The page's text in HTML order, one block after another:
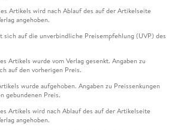
Artikels wird nach Ablauf des auf der Artikelseite
angehoben.
sich auf die unverbindliche Preisempfehlung (UVP) des
Artikels wurde vom Verlag gesenkt. Angaben zu
auf den vorherigen Preis.
wurde aufgehoben. Angaben zu Preissenkungen
gebundenen Preis.
Artikels wird nach Ablauf des auf der Artikelseite
angehoben.